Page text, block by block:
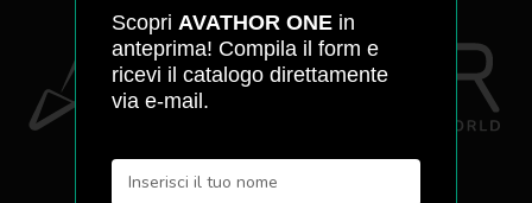
Scopri AVATHOR ONE in
anteprima! Compila il form e
ricevi il catalogo direttamente
via e-mail.